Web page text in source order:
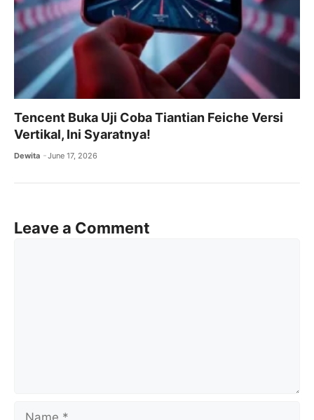
Tencent Buka Uji Coba Tiantian Feiche Versi
Vertikal, Ini Syaratnya!
Dewita June 17, 2026
Leave a Comment